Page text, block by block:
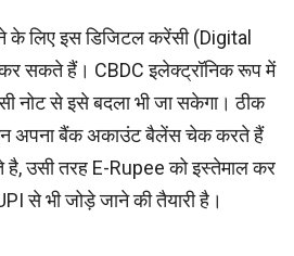
के लिए इस डिजिटल करेंसी (Digital
सकते हैं। CBDC इलेक्ट्रॉनिक रूप में
नोट से इसे बदला भी जा सकेगा। ठीक
अपना बैंक अकाउंट बैलेंस चेक करते हैं
है, उसी तरह E-Rupee को इस्तेमाल कर
से भी जोड़े जाने की तैयारी है।